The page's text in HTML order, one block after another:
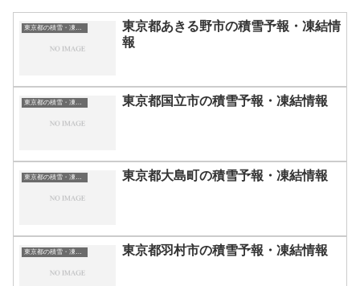
東京都の積雪・凍結情報
東京都あきる野市の積雪予報・凍結情
報
東京都の積雪・凍結情報 東京都国立市の積雪予報・凍結情報
東京都の積雪・凍結情報 東京都大島町の積雪予報・凍結情報
東京都の積雪・凍結情報 東京都羽村市の積雪予報・凍結情報